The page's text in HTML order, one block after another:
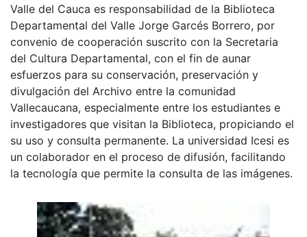
Valle del Cauca es responsabilidad de la Biblioteca
Departamental del Valle Jorge Garcés Borrero, por
convenio de cooperación suscrito con la Secretaria
del Cultura Departamental, con el fin de aunar
esfuerzos para su conservación, preservación y
divulgación del Archivo entre la comunidad
Vallecaucana, especialmente entre los estudiantes e
investigadores que visitan la Biblioteca, propiciando el
su uso y consulta permanente. La universidad Icesi es
un colaborador en el proceso de difusión, facilitando
la tecnología que permite la consulta de las imágenes.